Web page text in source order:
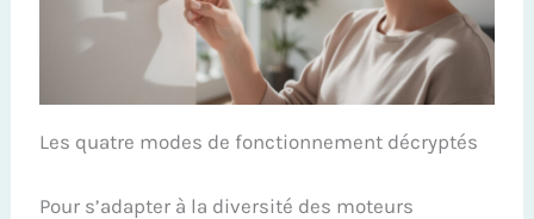
Les quatre modes de fonctionnement décryptés
Pour s’adapter à la diversité des moteurs